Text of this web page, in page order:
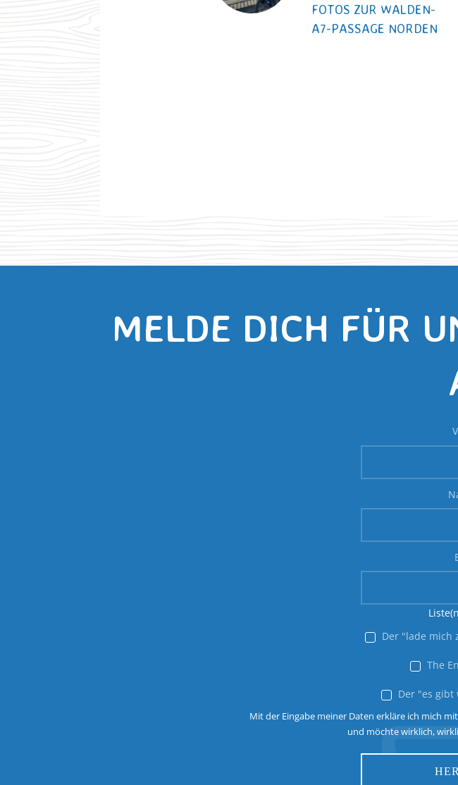
FOTOS ZUR WALDEN-
A7-PASSAGE NORDEN
MELDE DICH FÜR
Der "lade mich
The
Der "es gibt
Mit der Eingabe meiner Daten erkläre ich mich
und möchte wirklich,